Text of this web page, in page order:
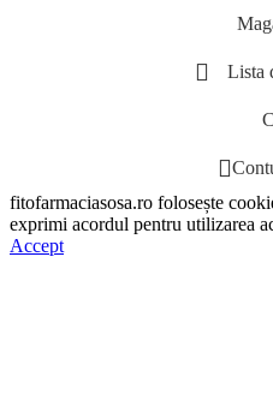
Lista
fitofarmaciasosa.ro folosește
exprimi acordul pentru utilizarea
Accept